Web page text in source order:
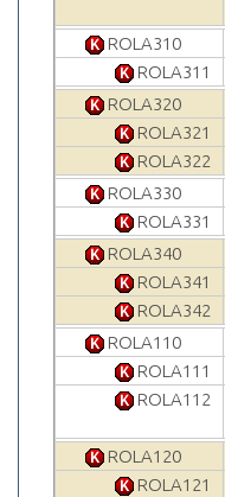
ROLA310
ROLA311
ROLA320
ROLA321
ROLA322
ROLA330
ROLA331
ROLA340
ROLA341
ROLA342
ROLA110
ROLA111
ROLA112
ROLA120
ROLA121